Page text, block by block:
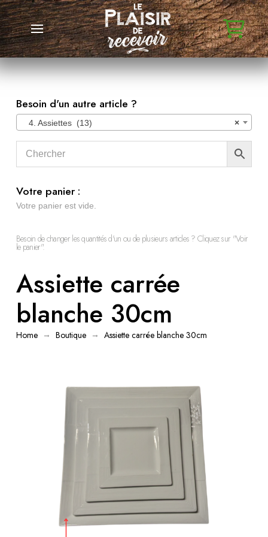
Besoin d'un autre article ?
×
4. Assiettes (13)
Votre panier :
Votre panier est vide.
Besoin de changer les quantités d'un ou de plusieurs articles ? Cliquez sur "Voir
le panier".
Assiette carrée
blanche 30cm
Home → Boutique → Assiette carrée blanche 30cm